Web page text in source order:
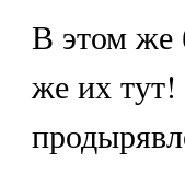
В этом
же их